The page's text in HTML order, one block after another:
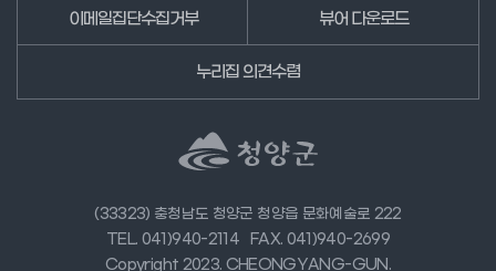
이메일집단수집거부 뷰어 다운로드
누리집 의견수렴
(33323) 충청남도 청양군 청양읍 문화예술로 222
TEL. 041)940-2114
FAX. 041)940-2699
Copyright 2023. CHEONGYANG-GUN.